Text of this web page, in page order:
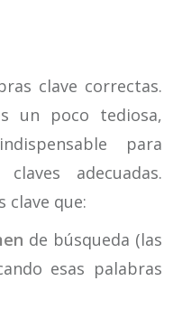
clave correctas.
un poco tediosa,
para
adecuadas.
clave que:
de búsqueda (las
esas palabras